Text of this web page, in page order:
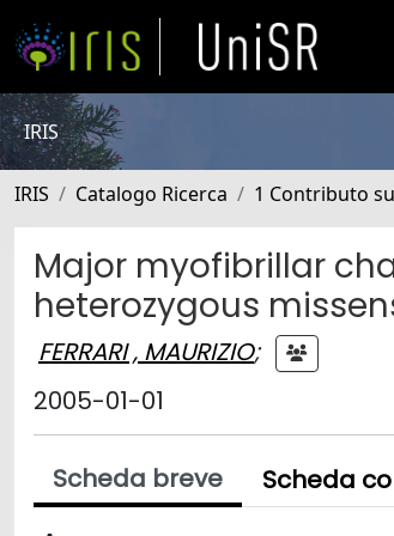
IRIS
IRIS Catalogo Ricerca 1 Contributo
Major myofibrillar
heterozygous
FERRARI , MAURIZIO;
2005-01-01
Scheda breve Scheda